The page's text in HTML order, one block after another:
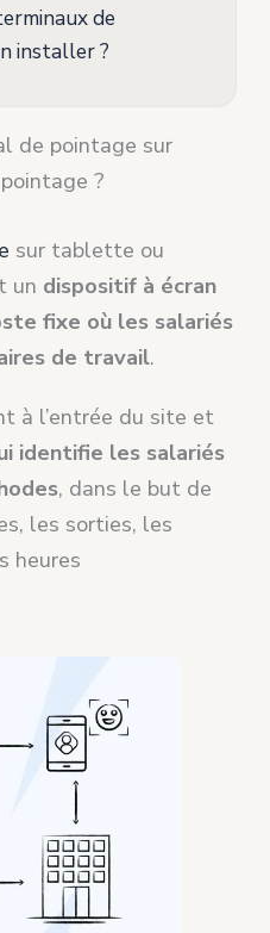
de
installer ?
de pointage sur
?
sur tablette ou
un dispositif à écran
fixe où les salariés
de travail.
à l’entrée du site et
identifie les salariés
, dans le but de
les sorties, les
heures